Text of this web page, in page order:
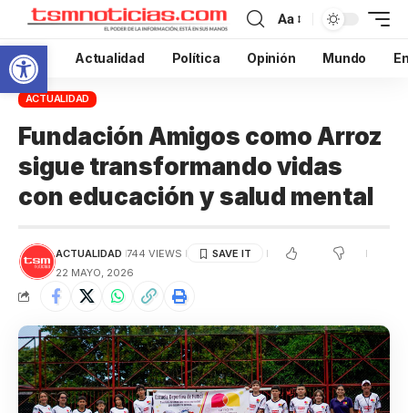
Abrir barra de herramientas
Aa
Inicio Actualidad Política Opinión Mundo
ACTUALIDAD
Fundación Amigos como Arroz
sigue transformando vidas
con educación y salud mental
ACTUALIDAD 744 VIEWS
22 MAYO, 2026